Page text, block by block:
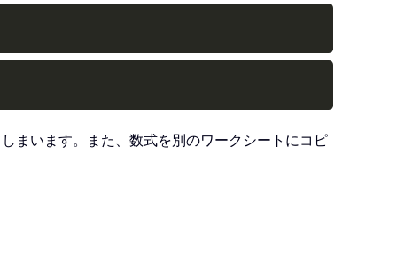
まいます。また、数式を別のワークシートにコピ